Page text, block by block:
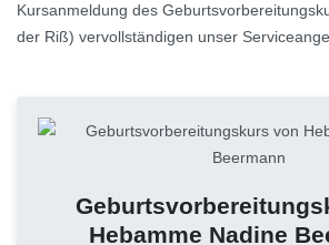
Kursanmeldung des
der Riß) vervollständigen unser
Hebamme Nadine